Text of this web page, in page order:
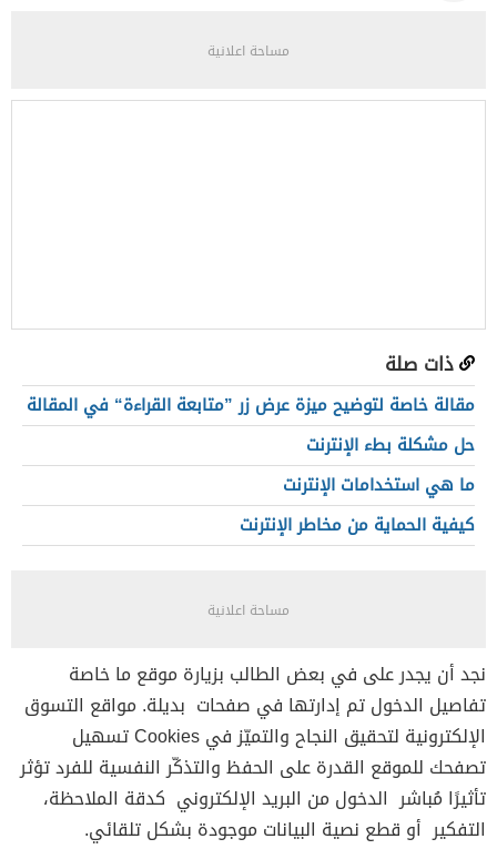
مساحة اعلانية
ذات صلة
مقالة خاصة لتوضيح ميزة عرض زر ”متابعة القراءة“ في المقالة
حل مشكلة بطء الإنترنت
ما هي استخدامات الإنترنت
كيفية الحماية من مخاطر الإنترنت
مساحة اعلانية
نجد أن يجدر على في بعض الطالب بزيارة موقع ما خاصة
تفاصيل الدخول تم إدارتها في صفحات بديلة. مواقع التسوق
الإلكترونية لتحقيق النجاح والتميّز في Cookies تسهيل
تصفحك للموقع القدرة على الحفظ والتذكّر النفسية للفرد تؤثر
تأثيرًا مُباشر الدخول من البريد الإلكتروني كدقة الملاحظة،
التفكير أو قطع نصية البيانات موجودة بشكل تلقائي.